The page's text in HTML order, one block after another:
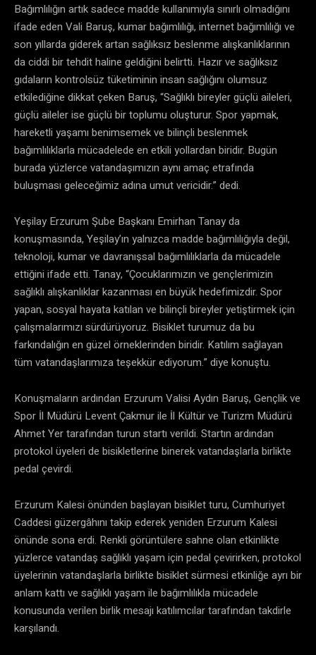
Bağımlılığın artık sadece madde kullanımıyla sınırlı olmadığını
ifade eden Vali Baruş, kumar bağımlılığı, internet bağımlılığı ve
son yıllarda giderek artan sağlıksız beslenme alışkanlıklarının
da ciddi bir tehdit haline geldiğini belirtti. Hazır ve sağlıksız
gıdaların kontrolsüz tüketiminin insan sağlığını olumsuz
etkilediğine dikkat çeken Baruş, “Sağlıklı bireyler güçlü aileleri,
güçlü aileler ise güçlü bir toplumu oluşturur. Spor yapmak,
hareketli yaşamı benimsemek ve bilinçli beslenmek
bağımlılıklarla mücadelede en etkili yollardan biridir. Bugün
burada yüzlerce vatandaşımızın aynı amaç etrafında
buluşması geleceğimiz adına umut vericidir.” dedi.
Yeşilay Erzurum Şube Başkanı Emirhan Tanay da
konuşmasında, Yeşilay’ın yalnızca madde bağımlılığıyla değil,
teknoloji, kumar ve davranışsal bağımlılıklarla da mücadele
ettiğini ifade etti. Tanay, “Çocuklarımızın ve gençlerimizin
sağlıklı alışkanlıklar kazanması en büyük hedefimizdir. Spor
yapan, sosyal hayata katılan ve bilinçli bireyler yetiştirmek için
çalışmalarımızı sürdürüyoruz. Bisiklet turumuz da bu
farkındalığın en güzel örneklerinden biridir. Katılım sağlayan
tüm vatandaşlarımıza teşekkür ediyorum.” diye konuştu.
Konuşmaların ardından Erzurum Valisi Aydın Baruş, Gençlik ve
Spor İl Müdürü Levent Çakmur ile İl Kültür ve Turizm Müdürü
Ahmet Yer tarafından turun startı verildi. Startın ardından
protokol üyeleri de bisikletlerine binerek vatandaşlarla birlikte
pedal çevirdi.
Erzurum Kalesi önünden başlayan bisiklet turu, Cumhuriyet
Caddesi güzergâhını takip ederek yeniden Erzurum Kalesi
önünde sona erdi. Renkli görüntülere sahne olan etkinlikte
yüzlerce vatandaş sağlıklı yaşam için pedal çevirirken, protokol
üyelerinin vatandaşlarla birlikte bisiklet sürmesi etkinliğe ayrı bir
anlam kattı ve sağlıklı yaşam ile bağımlılıkla mücadele
konusunda verilen birlik mesajı katılımcılar tarafından takdirle
karşılandı.